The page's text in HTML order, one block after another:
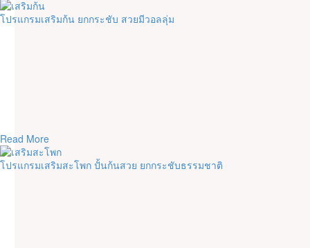
โปรแกรมเสริมก้น ยกกระชับ สวยมีวอลลุ่ม
Read More
โปรแกรมเสริมสะโพก ปั้นก้นสวย ยกกระชับธรรมชาติ